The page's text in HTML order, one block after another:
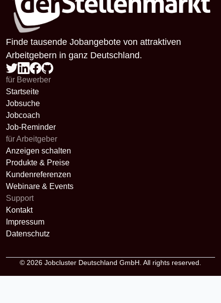
Finde tausende Jobangebote von attraktiven
Arbeitgebern in ganz Deutschland.
für Bewerber
Startseite
Jobsuche
Jobcoach
Job-Reminder
für Arbeitgeber
Anzeigen schalten
Produkte & Preise
Kundenreferenzen
Webinare & Events
Support
Kontakt
Impressum
Datenschutz
© 2026 Jobcluster Deutschland GmbH. All rights reserved.